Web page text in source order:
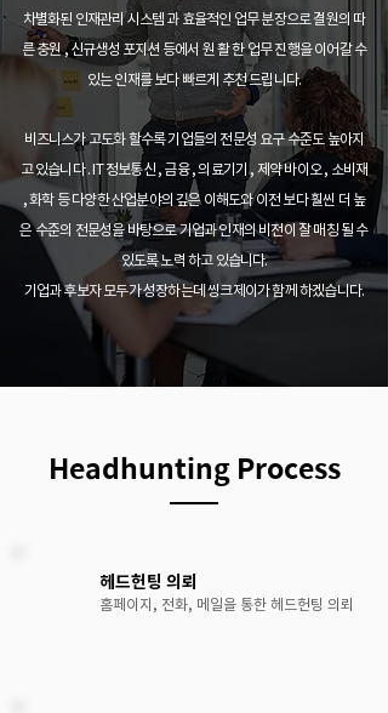
차별화된 인재관리 시스템 과 효율적인 업무 분장으로 결원의 따
른 충원 , 신규생성 포지션 등에서 원 활 한 업무 진행을 이어갈 수
있는 인재를 보다 빠르게 추천 드립니다.
비즈니스가 고도화 할수록 기업들의 전문성 요구 수준도 높아지
고 있습니다 . IT 정보통신 , 금융 , 의료기기 , 제약 바이오 , 소비재
, 화학 등 다양한 산업분야의 깊은 이해도와 이전 보다 훨씬 더 높
은 수준의 전문성을 바탕으로 기업과 인재의 비전이 잘 매칭 될 수
있도록 노력 하고 있습니다.
기업과 후보자 모두가 성장하는데 씽크제이가 함께 하겠습니다.
Headhunting Process
헤드헌팅 의뢰
홈페이지, 전화, 메일을 통한 헤드헌팅 의뢰